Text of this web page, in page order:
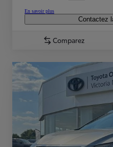
En savoir plus
Contactez
Comparez